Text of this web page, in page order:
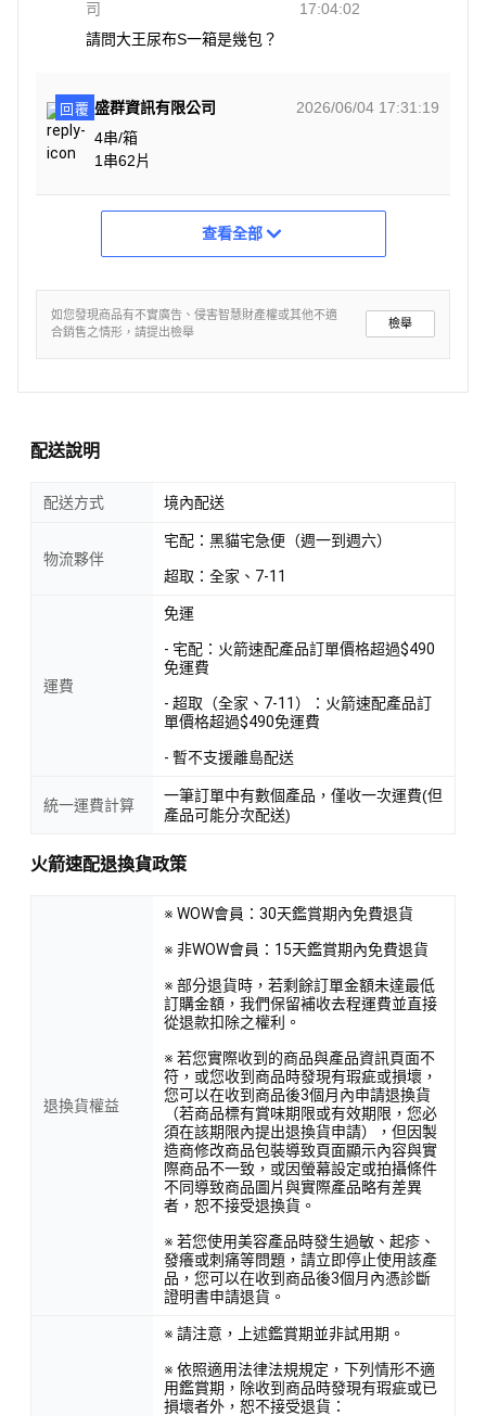
司
17:04:02
請問大王尿布S一箱是幾包？
回覆 盛群資訊有限公司
2026/06/04 17:31:19
4串/箱
1串62片
查看全部
如您發現商品有不實廣告、侵害智慧財產權或其他不適
合銷售之情形，請提出檢舉
檢舉
配送說明
配送方式 境內配送
物流夥伴
宅配：黑貓宅急便（週一到週六）
超取：全家、7-11
運費
免運
- 宅配：火箭速配產品訂單價格超過$490
免運費
- 超取（全家、7-11）：火箭速配產品訂
單價格超過$490免運費
- 暫不支援離島配送
統一運費計算
一筆訂單中有數個產品，僅收一次運費(但
產品可能分次配送)
火箭速配退換貨政策
退換貨權益
※ WOW會員：30天鑑賞期內免費退貨
※ 非WOW會員：15天鑑賞期內免費退貨
※ 部分退貨時，若剩餘訂單金額未達最低
訂購金額，我們保留補收去程運費並直接
從退款扣除之權利。
※ 若您實際收到的商品與產品資訊頁面不
符，或您收到商品時發現有瑕疵或損壞，
您可以在收到商品後3個月內申請退換貨
（若商品標有賞味期限或有效期限，您必
須在該期限內提出退換貨申請），但因製
造商修改商品包裝導致頁面顯示內容與實
際商品不一致，或因螢幕設定或拍攝條件
不同導致商品圖片與實際產品略有差異
者，恕不接受退換貨。
※ 若您使用美容產品時發生過敏、起疹、
發癢或刺痛等問題，請立即停止使用該產
品，您可以在收到商品後3個月內憑診斷
證明書申請退貨。
※ 請注意，上述鑑賞期並非試用期。
※ 依照適用法律法規規定，下列情形不適
用鑑賞期，除收到商品時發現有瑕疵或已
損壞者外，恕不接受退貨：